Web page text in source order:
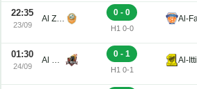
22:35
23/09
Al Zulfi
0 - 0
H1 0-0
01:30
24/09
Al Wehda Club
0 - 1
H1 0-1